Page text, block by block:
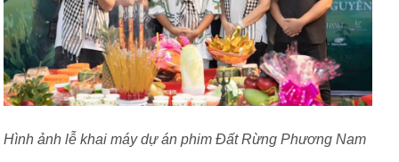
Hình ảnh lễ khai máy dự án phim Đất Rừng Phương Nam